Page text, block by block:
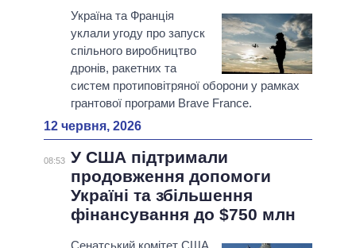
Україна та Франція
уклали угоду про запуск
спільного виробництво
дронів, ракетних та
систем протиповітряної оборони у рамках
грантової програми Brave France.
12 червня, 2026
08:53 У США підтримали
продовження допомоги
Україні та збільшення
фінансування до $750 млн